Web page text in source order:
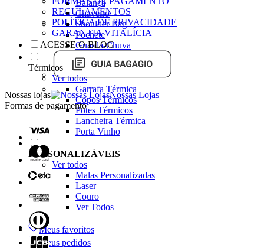
Balança
Chaveiro
Shoulder Bag
Pochete
Guarda-Chuva
Térmicos
Ver todos
Garrafa Térmica
Copos Térmicos
Potes Térmicos
Lancheira Térmica
Porta Vinho
PERSONALIZÁVEIS
Ver todos
Malas Personalizadas
Laser
Couro
Ver Todos
Meus favoritos
Meus pedidos
REGULAMENTOS
POLÍTICA DE PRIVACIDADE
GARANTIA VITALÍCIA
ACESSE O BLOG
Nossas lojas
Nossas Lojas
Formas de pagamento